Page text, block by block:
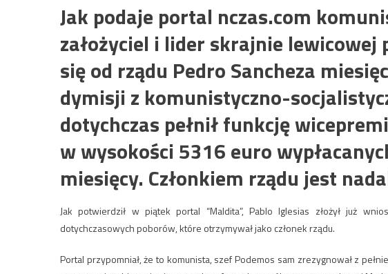
Jak podaje portal nczas.com
założyciel i lider skrajnie
się od rządu Pedro Sancheza
dymisji z komunistyczno-
dotychczas pełnił funkcję
w wysokości 5316 euro
miesięcy. Członkiem rządu jest
Jak potwierdził w piątek portal “Maldita”, Pablo Iglesias złożył już
dotychczasowych poborów, które otrzymywał jako członek rządu.
Portal przypomniał, że to komunista, szef Podemos sam zrezygnował z